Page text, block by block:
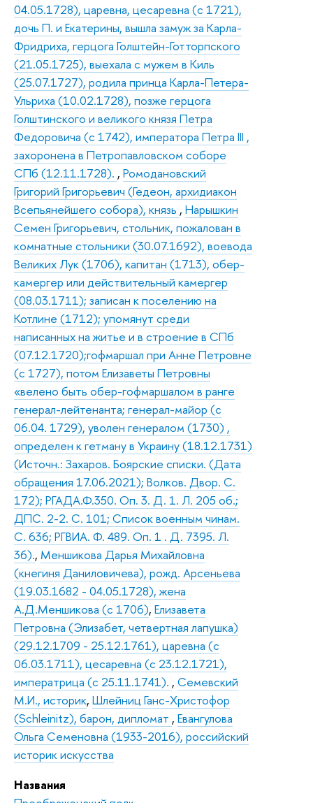
04.05.1728), царевна, цесаревна (с 1721),
дочь П. и Екатерины, вышла замуж за Карла-
Фридриха, герцога Голштейн-Готторпского
(21.05.1725), выехала с мужем в Киль
(25.07.1727), родила принца Карла-Петера-
Ульриха (10.02.1728), позже герцога
Голштинского и великого князя Петра
Федоровича (с 1742), императора Петра III ,
захоронена в Петропавловском соборе
СПб (12.11.1728). , Ромодановский
Григорий Григорьевич (Гедеон, архидиакон
Всепьянейшего собора), князь , Нарышкин
Семен Григорьевич, стольник, пожалован в
комнатные стольники (30.07.1692), воевода
Великих Лук (1706), капитан (1713), обер-
камергер или действительный камергер
(08.03.1711); записан к поселению на
Котлине (1712); упомянут среди
написанных на житье и в строение в СПб
(07.12.1720);гофмаршал при Анне Петровне
(с 1727), потом Елизаветы Петровны
«велено быть обер-гофмаршалом в ранге
генерал-лейтенанта; генерал-майор (с
06.04. 1729), уволен генералом (1730) ,
определен к гетману в Украину (18.12.1731)
(Источн.: Захаров. Боярские списки. (Дата
обращения 17.06.2021); Волков. Двор. С.
172); РГАДА.Ф.350. Оп. 3. Д. 1. Л. 205 об.;
ДПС. 2-2. С. 101; Список военным чинам.
С. 636; РГВИА. Ф. 489. Оп. 1 . Д. 7395. Л.
36)., Меншикова Дарья Михайловна
(кнегиня Даниловичева), рожд. Арсеньева
(19.03.1682 - 04.05.1728), жена
А.Д.Меншикова (с 1706), Елизавета
Петровна (Элизабет, четвертная лапушка)
(29.12.1709 - 25.12.1761), царевна (с
06.03.1711), цесаревна (с 23.12.1721),
императрица (с 25.11.1741). , Семевский
М.И., историк, Шлейниц Ганс-Христофор
(Schleinitz), барон, дипломат , Евангулова
Ольга Семеновна (1933-2016), российский
историк искусства
Названия